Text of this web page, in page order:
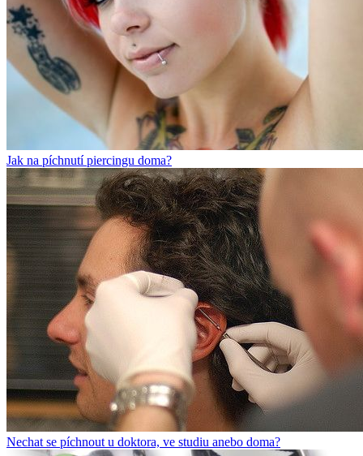
Jak na píchnutí piercingu doma?
Nechat se píchnout u doktora, ve studiu anebo doma?